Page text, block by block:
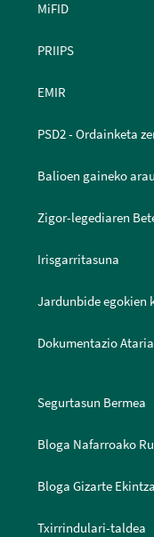
MiFID
PRIIPS
EMIR
PSD2 - Ordainketa
Balioen gaineko
Zigor-legediaren
Irisgarritasuna
Jardunbide egokien
Dokumentazio Ataria
Segurtasun Bermea
Bloga Nafarroako
Bloga Gizarte
Txirrindulari-taldea